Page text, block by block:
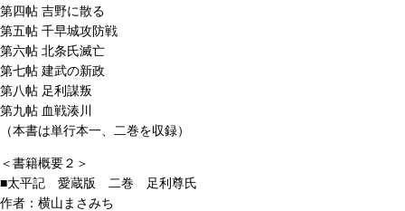
第四帖 吉野に散る
第五帖 千早城攻防戦
第六帖 北条氏滅亡
第七帖 建武の新政
第八帖 足利謀叛
第九帖 血戦湊川
（本書は単行本一、二巻を収録）
＜書籍概要２＞
■太平記 愛蔵版 二巻 足利尊氏
作者：横山まさみち